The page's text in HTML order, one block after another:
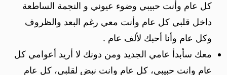
كل عام وأنت حبيبي وضوء عيوني و النجمة الساطعة
داخل قلبي كل عام وأنت معي رغم البعد والظروف
وكل عام وأنا أحبك لألف عام .
معك سأبدأ عامي الجديد ومن دونك لا أريد أعوامي كل
عام وانت حبيبي، كل عام وانت نبض لقلبي، كل عام